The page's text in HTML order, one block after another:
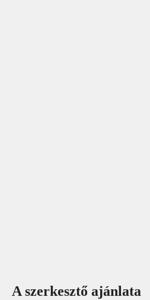
A szerkesztő ajánlata